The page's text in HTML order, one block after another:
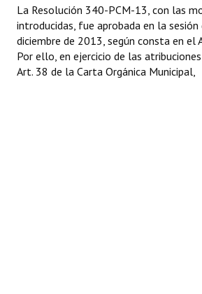
Antiguos Pobladores - Registro
Reconocimientos - Registro
Bariloche, Municipio intercultural
La Resolución 340-PCM-13, con las
introducidas, fue aprobada en la
diciembre de 2013, según consta en el
Por ello, en ejercicio de las
Art. 38 de la Carta Orgánica Municipal,